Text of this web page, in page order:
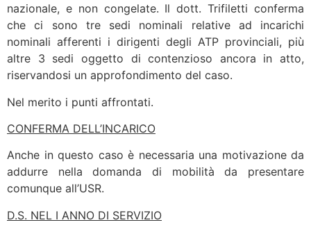
nazionale, e non congelate. Il dott. Trifiletti conferma
che ci sono tre sedi nominali relative ad incarichi
nominali afferenti i dirigenti degli ATP provinciali, più
altre 3 sedi oggetto di contenzioso ancora in atto,
riservandosi un approfondimento del caso.
Nel merito i punti affrontati.
CONFERMA DELL’INCARICO
Anche in questo caso è necessaria una motivazione da
addurre nella domanda di mobilità da presentare
comunque all’USR.
D.S. NEL I ANNO DI SERVIZIO